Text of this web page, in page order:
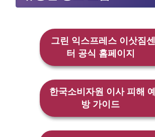
그린 익스프레스 이삿짐센
터 공식 홈페이지
한국소비자원 이사 피해 예
방 가이드